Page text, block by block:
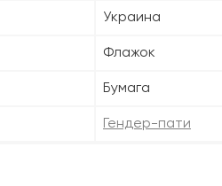
Украина
Флажок
Бумага
Гендер-пати